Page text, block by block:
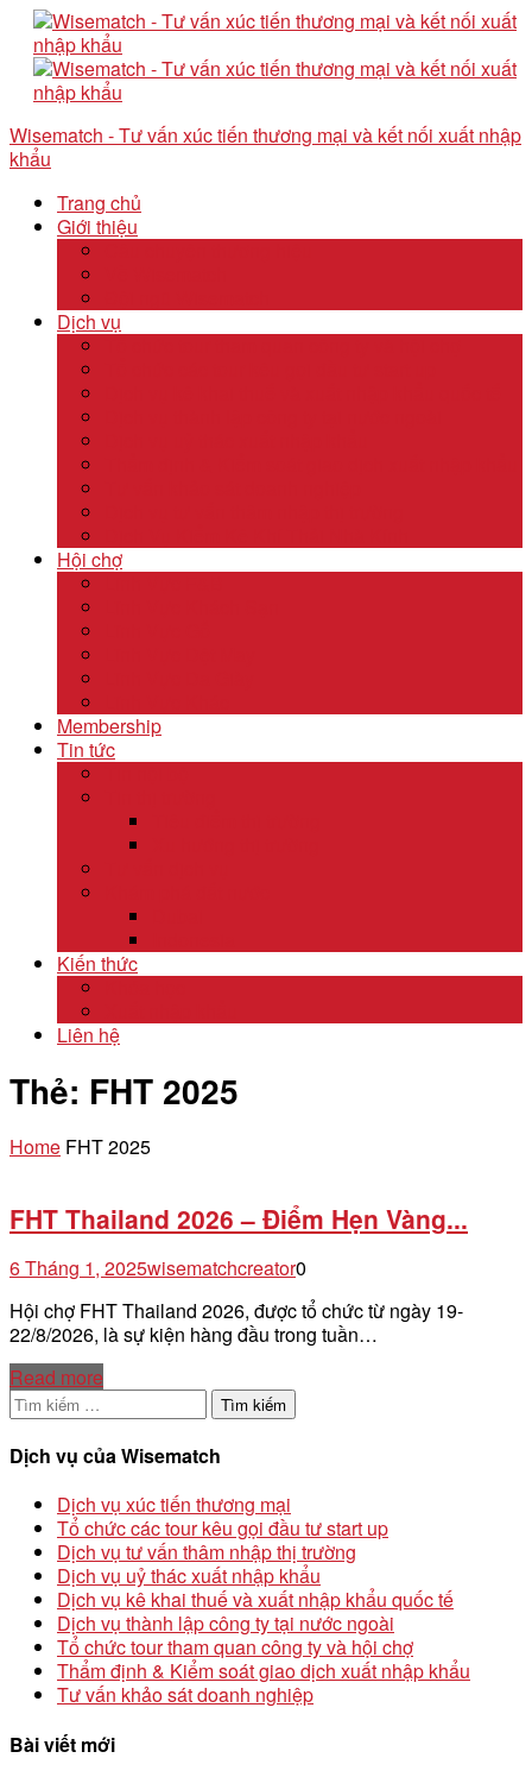
Wisematch - Tư vấn xúc tiến thương mại và kết nối xuất nhập
khẩu
Trang chủ
Giới thiệu
Dịch vụ
Hội chợ
Membership
Tin tức
Kiến thức
Liên hệ
Thẻ: FHT 2025
Home FHT 2025
FHT Thailand 2026 – Điểm Hẹn Vàng...
6 Tháng 1, 2025wisematchcreator0
Hội chợ FHT Thailand 2026, được tổ chức từ ngày 19-
22/8/2026, là sự kiện hàng đầu trong tuần…
Read more
Tìm
kiếm
cho:
Dịch vụ của Wisematch
Dịch vụ xúc tiến thương mại
Tổ chức các tour kêu gọi đầu tư start up
Dịch vụ tư vấn thâm nhập thị trường
Dịch vụ uỷ thác xuất nhập khẩu
Dịch vụ kê khai thuế và xuất nhập khẩu quốc tế
Dịch vụ thành lập công ty tại nước ngoài
Tổ chức tour tham quan công ty và hội chợ
Thẩm định & Kiểm soát giao dịch xuất nhập khẩu
Tư vấn khảo sát doanh nghiệp
Bài viết mới